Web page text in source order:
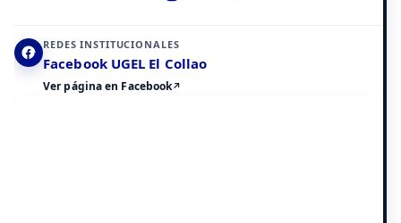
REDES INSTITUCIONALES
Facebook UGEL El Collao
Ver página en Facebook